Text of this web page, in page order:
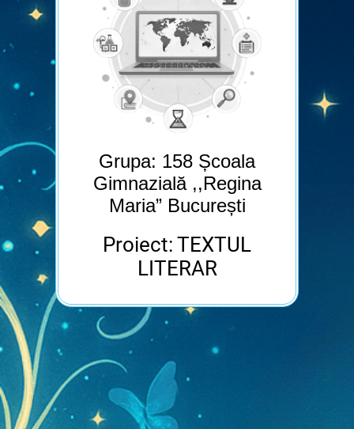
Grupa: 158 Școala
Gimnazială ,,Regina
Maria” București
Proiect: TEXTUL
LITERAR